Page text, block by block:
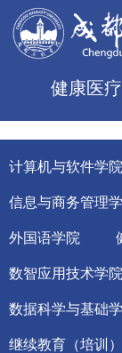
健康医
计算机与软件学院
信息与商务管理
外国语学院
数智应用技术学院
数据科学与基础
继续教育（培训